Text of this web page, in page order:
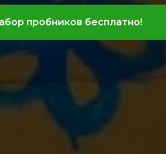
пробников бесплатно!